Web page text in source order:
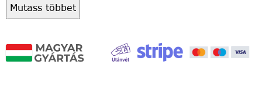
Asztali fa festőállvány
Kosárba
Mutass többet